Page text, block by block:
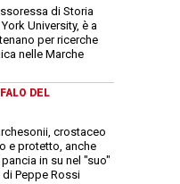
di Storia
University, è a
per ricerche
nelle Marche
DEL
crostaceo
e protetto, anche
in su nel "suo"
Peppe Rossi